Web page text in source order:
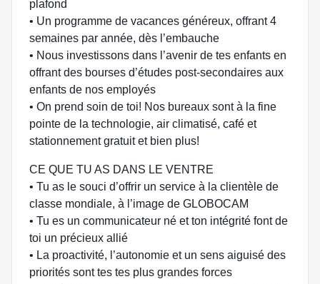
plafond
• Un programme de vacances généreux, offrant 4
semaines par année, dès l’embauche
• Nous investissons dans l’avenir de tes enfants en
offrant des bourses d’études post-secondaires aux
enfants de nos employés
• On prend soin de toi! Nos bureaux sont à la fine
pointe de la technologie, air climatisé, café et
stationnement gratuit et bien plus!
CE QUE TU AS DANS LE VENTRE
• Tu as le souci d’offrir un service à la clientèle de
classe mondiale, à l’image de GLOBOCAM
• Tu es un communicateur né et ton intégrité font de
toi un précieux allié
• La proactivité, l’autonomie et un sens aiguisé des
priorités sont tes tes plus grandes forces